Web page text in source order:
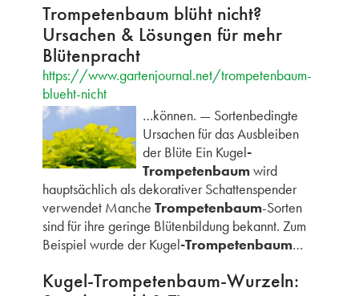
Trompetenbaum blüht nicht?
Ursachen & Lösungen für mehr
Blütenpracht
https://www.gartenjournal.net/trompetenbaum-
blueht-nicht
…können. — Sortenbedingte
Ursachen für das Ausbleiben
der Blüte Ein Kugel-
Trompetenbaumwird
hauptsächlich als dekorativer Schattenspender
verwendet Manche Trompetenbaum-Sorten
sind für ihre geringe Blütenbildung bekannt. Zum
Beispiel wurde der Kugel-Trompetenbaum…
Kugel-Trompetenbaum-Wurzeln: